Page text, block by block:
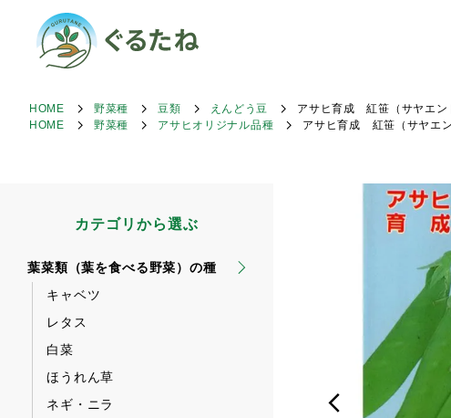
HOME 野菜種 豆類 えんどう豆
アサヒ育成 紅笹（サヤエン
HOME
野菜種 アサヒオリジナル品種 アサヒ育成 紅笹（サヤエン
カテゴリから選ぶ
葉菜類（葉を食べる野菜）の種
キャベツ
レタス
白菜
ほうれん草
ネギ・ニラ